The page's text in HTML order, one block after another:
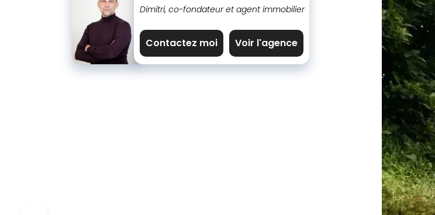
Dimitri, co-fondateur et agent immobilier
Contactez moi Voir l'agence